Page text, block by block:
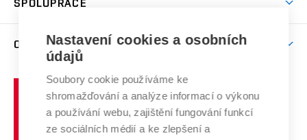
Brno
Celoživotní vzdělávání
E-přihláška
Závěrečné práce
Doktorské studium
Studium bez bariér
Podpora podnikání
Mezinárodní vědecká rada
Systém zajišťování kvality výzkumu
Výzkumné infrastruktury
Transfer znalostí
Open Science
SPOLUPRÁCE
Zahraniční spolupráce
Spolupráce se školami
Služby univerzity
Mezinárodní dohody
O UNIVERZITĚ
Profil univerzity
Udržitelná univerzita
Podnikavá univerzita / ContriBUTe
učení
technické
Nastavení cookies a osobních
údajů
Soubory cookie používáme ke
shromažďování a analýze informací o výkonu
a používání webu, zajištění fungování funkcí
ze sociálních médií a ke zlepšení a